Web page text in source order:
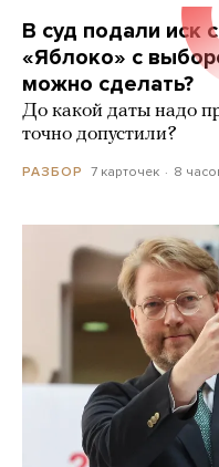
В суд подали иск
«Яблоко» с
можно сделать?
До какой даты надо
точно допустили?
РАЗБОР 7 карточек 8